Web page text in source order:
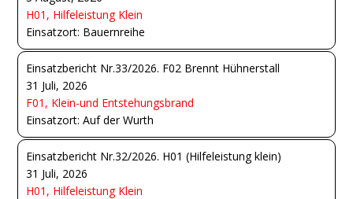
H01, Hilfeleistung Klein
Einsatzort: Bauernreihe
Einsatzbericht Nr.33/2026. F02 Brennt Hühnerstall
31 Juli, 2026
F01, Klein-und Entstehungsbrand
Einsatzort: Auf der Wurth
Einsatzbericht Nr.32/2026. H01 (Hilfeleistung klein)
31 Juli, 2026
H01, Hilfeleistung Klein